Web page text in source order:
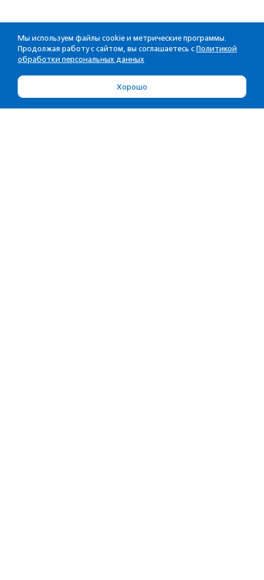
Мы используем файлы cookie и метрические программы.
Продолжая работу с сайтом, вы соглашаетесь с Политикой
обработки персональных данных
Хорошо